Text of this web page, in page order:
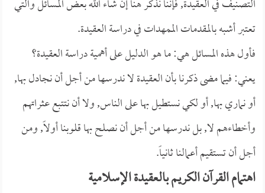
التصنيف في العقيدة, فإننا نذكر هنا إن شاء الله بعض المسائل والتي
تعتبر أشبه بالمقدمات الممهدات في دراسة العقيدة.
فأول هذه المسائل هي: ما هو الدليل على أهمية دراسة العقيدة؟
يعني: فيما مضى ذكرنا بأن العقيدة لا ندرسها من أجل أن نجادل بها,
أو نماري بها, أو لكي نستطيل بها على الناس, ولا أن نتتبع عثراتهم
وأخطاءهم لا, بل ندرسها من أجل أن نصلح بها قلوبنا أولاً, ومن
أجل أن تستقيم أعمالنا ثانياً. ‏
اهتمام القرآن الكريم بالعقيدة الإسلامية